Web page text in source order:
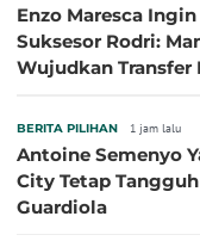
Enzo Maresca
Suksesor Rodri:
Wujudkan Transfer
BERITA PILIHAN 1 jam lalu
Antoine Semenyo
City Tetap
Guardiola